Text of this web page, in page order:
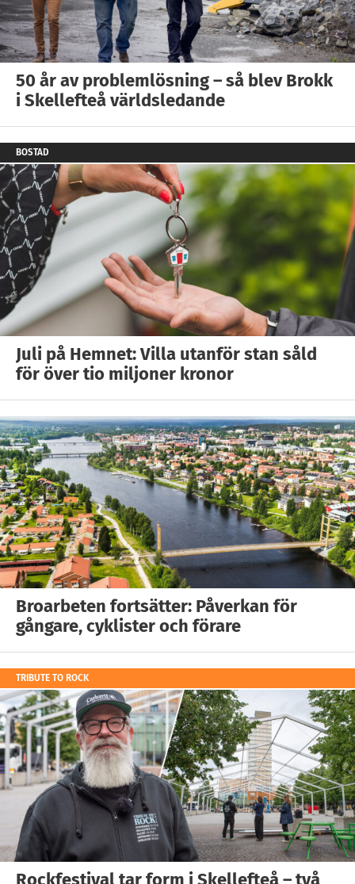
50 år av problemlösning – så blev Brokk
i Skellefteå världsledande
BOSTAD
Juli på Hemnet: Villa utanför stan såld
för över tio miljoner kronor
Broarbeten fortsätter: Påverkan för
gångare, cyklister och förare
TRIBUTE TO ROCK
Rockfestival tar form i Skellefteå – två